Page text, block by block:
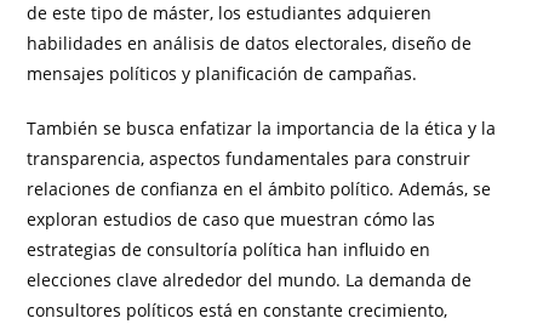
de este tipo de máster, los estudiantes adquieren
habilidades en análisis de datos electorales, diseño de
mensajes políticos y planificación de campañas.
También se busca enfatizar la importancia de la ética y la
transparencia, aspectos fundamentales para construir
relaciones de confianza en el ámbito político. Además, se
exploran estudios de caso que muestran cómo las
estrategias de consultoría política han influido en
elecciones clave alrededor del mundo. La demanda de
consultores políticos está en constante crecimiento,